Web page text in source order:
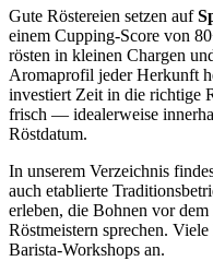
Gute Röstereien setzen auf
einem Cupping-Score von
rösten in kleinen Chargen
Aromaprofil jeder Herkunft
investiert Zeit in die richtige
frisch — idealerweise
Röstdatum.
In unserem Verzeichnis
auch etablierte
erleben, die Bohnen vor
Röstmeistern sprechen.
Barista-Workshops an.